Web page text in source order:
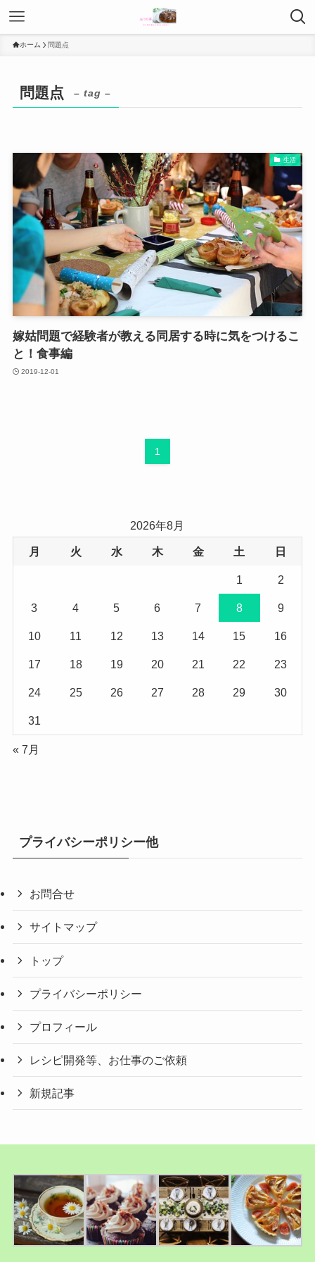
ホーム 問題点
問題点 – tag –
生活
嫁姑問題で経験者が教える同居する時に気をつけるこ
と！食事編
2019-12-01
1
2026年8月
月 火 水 木 金 土 日
1 2
3 4 5 6 7 8 9
10 11 12 13 14 15 16
17 18 19 20 21 22 23
24 25 26 27 28 29 30
31
« 7月
プライバシーポリシー他
お問合せ
サイトマップ
トップ
プライバシーポリシー
プロフィール
レシピ開発等、お仕事のご依頼
新規記事